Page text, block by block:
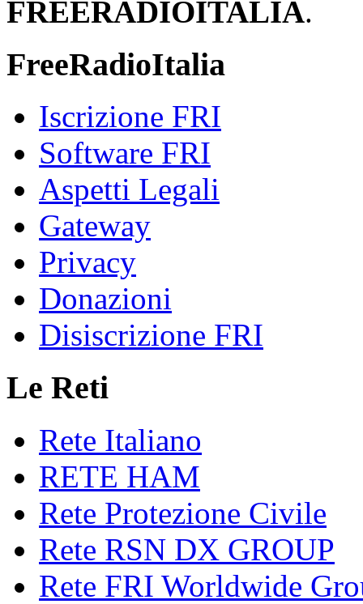
FREERADIOITALIA.
FreeRadioItalia
Iscrizione FRI
Software FRI
Aspetti Legali
Gateway
Privacy
Donazioni
Disiscrizione FRI
Le Reti
Rete Italiano
RETE HAM
Rete Protezione Civile
Rete RSN DX GROUP
Rete FRI Worldwide